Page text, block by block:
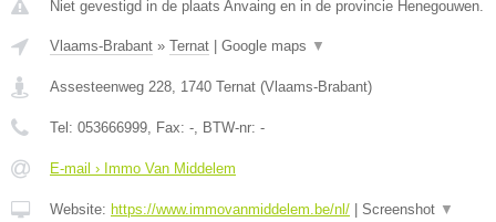
Niet gevestigd in de plaats Anvaing en in de provincie Henegouwen.
Vlaams-Brabant » Ternat Google maps ▼
Assesteenweg 228 1740 Ternat (Vlaams-Brabant)
Tel: 053666999 , Fax: - , BTW-nr: -
E-mail › Immo Van Middelem
Website: https://www.immovanmiddelem.be/nl/ Screenshot ▼